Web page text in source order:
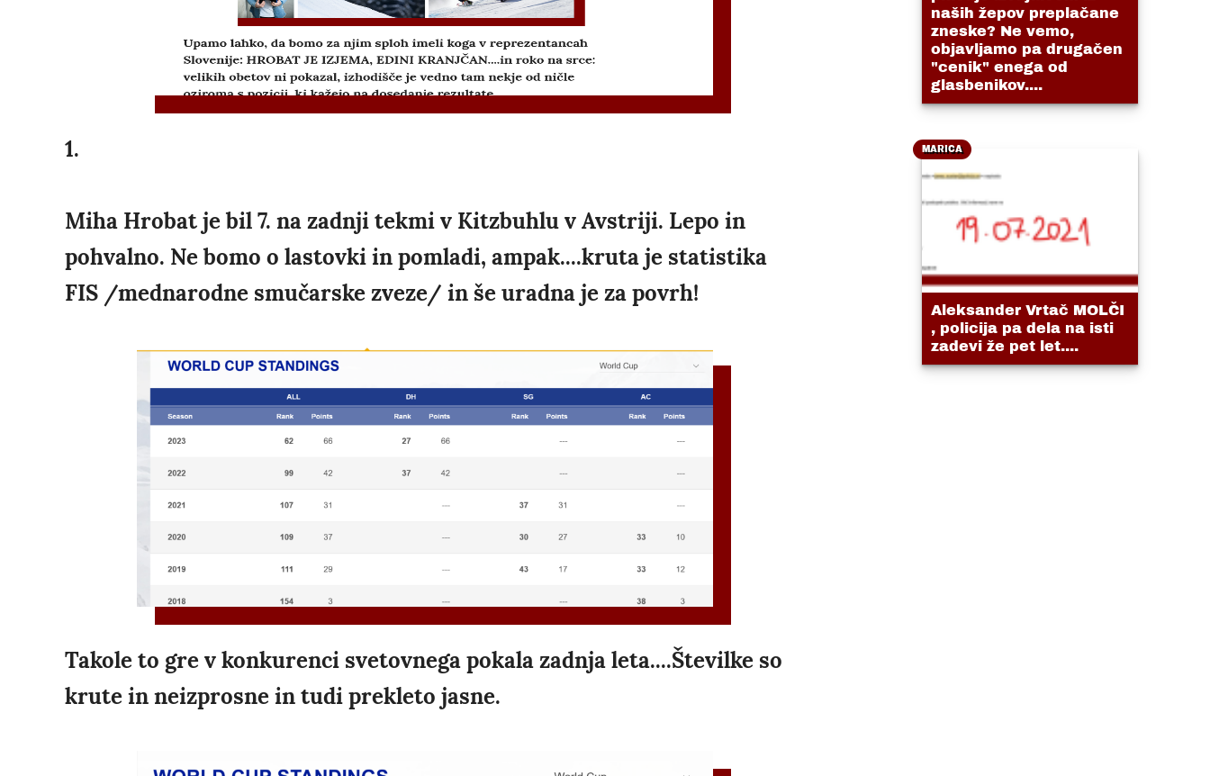
1.
Miha Hrobat je bil 7. na zadnji tekmi v Kitzbuhlu v Avstriji. Lepo in
pohvalno. Ne bomo o lastovki in pomladi, ampak....kruta je statistika
FIS /mednarodne smučarske zveze/ in še uradna je za povrh!
Takole to gre v konkurenci svetovnega pokala zadnja leta....Številke so
krute in neizprosne in tudi prekleto jasne.
naših žepov preplačane
zneske? Ne vemo,
objavljamo pa drugačen
"cenik" enega od
glasbenikov....
MARICA
Aleksander Vrtač MOLČI
, policija pa dela na isti
zadevi že pet let....